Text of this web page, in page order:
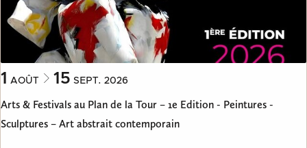
1 AOÛT 15 SEPT. 2026
Arts & Festivals au Plan de la Tour – 1e Edition - Peintures -
Sculptures – Art abstrait contemporain